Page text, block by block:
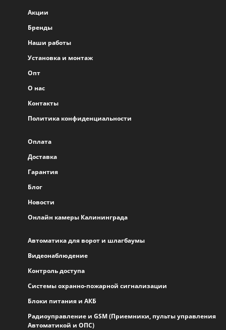
Акции
Бренды
Наши работы
Установка и монтаж
Опт
О нас
Контакты
Политика конфиденциальности
Оплата
Доставка
Гарантия
Блог
Новости
Онлайн камеры Калининграда
Автоматика для ворот и шлагбаумы
Видеонаблюдение
Контроль доступа
Системы охранно-пожарной сигнализации
Блоки питания и АКБ
Радиоуправление и GSM (Приемники, пульты управления
Автоматикой и ОПС)